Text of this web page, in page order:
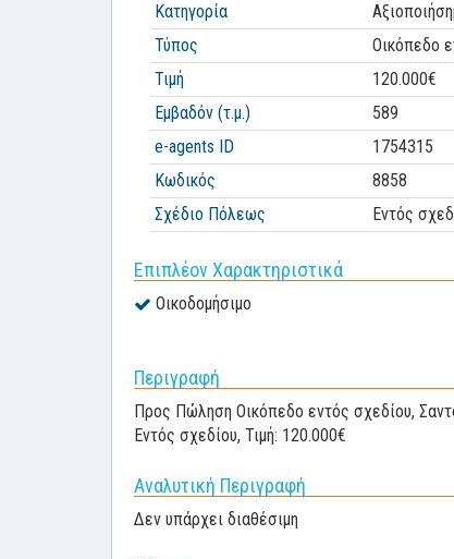
Κατηγορία
Τύπος
Οικόπεδο
Τιμή
120.000€
Εμβαδόν (τ.μ.)
589
e-agents ID
1754315
Κωδικός
8858
Σχέδιο Πόλεως
Εντός
Επιπλέον Χαρακτηριστικά
Οικοδομήσιμο
Περιγραφή
Προς Πώληση Οικόπεδο εντός σχεδίου,
Εντός σχεδίου, Τιμή: 120.000€
Αναλυτική Περιγραφή
Δεν υπάρχει διαθέσιμη